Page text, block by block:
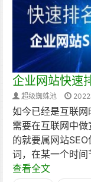
企业网站快速
超级蜘蛛池
如今已经是互联
需要在互联网中
的就要属网站
词，在某一个时
查看全文